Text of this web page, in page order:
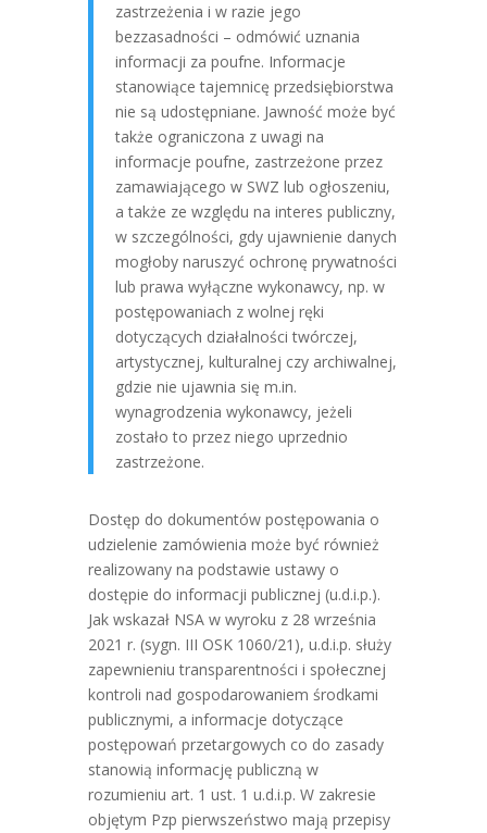
zastrzeżenia i w razie jego
bezzasadności – odmówić uznania
informacji za poufne. Informacje
stanowiące tajemnicę przedsiębiorstwa
nie są udostępniane. Jawność może być
także ograniczona z uwagi na
informacje poufne, zastrzeżone przez
zamawiającego w SWZ lub ogłoszeniu,
a także ze względu na interes publiczny,
w szczególności, gdy ujawnienie danych
mogłoby naruszyć ochronę prywatności
lub prawa wyłączne wykonawcy, np. w
postępowaniach z wolnej ręki
dotyczących działalności twórczej,
artystycznej, kulturalnej czy archiwalnej,
gdzie nie ujawnia się m.in.
wynagrodzenia wykonawcy, jeżeli
zostało to przez niego uprzednio
zastrzeżone.
Dostęp do dokumentów postępowania o
udzielenie zamówienia może być również
realizowany na podstawie ustawy o
dostępie do informacji publicznej (u.d.i.p.).
Jak wskazał NSA w wyroku z 28 września
2021 r. (sygn. III OSK 1060/21), u.d.i.p. służy
zapewnieniu transparentności i społecznej
kontroli nad gospodarowaniem środkami
publicznymi, a informacje dotyczące
postępowań przetargowych co do zasady
stanowią informację publiczną w
rozumieniu art. 1 ust. 1 u.d.i.p. W zakresie
objętym Pzp pierwszeństwo mają przepisy